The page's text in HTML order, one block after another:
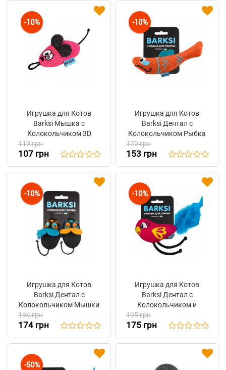
-10%
Игрушка для Котов
Barksi Мышка с
Колокольчиком 3D
Сетка Розовая 8 х 4 см
119 грн
107 грн
-10%
Игрушка для Котов
Barksi Дентал с
Колокольчиком Рыбка
Оранжевая 17 х 6 см
170 грн
153 грн
-10%
Игрушка для Котов
Barksi Дентал с
Колокольчиком Мышки
6,5 х 4,5 см
194 грн
174 грн
-10%
Игрушка для Котов
Barksi Дентал с
Колокольчиком и
Перьем Попугай
Розовый 11 х 8 см
195 грн
175 грн
-50%